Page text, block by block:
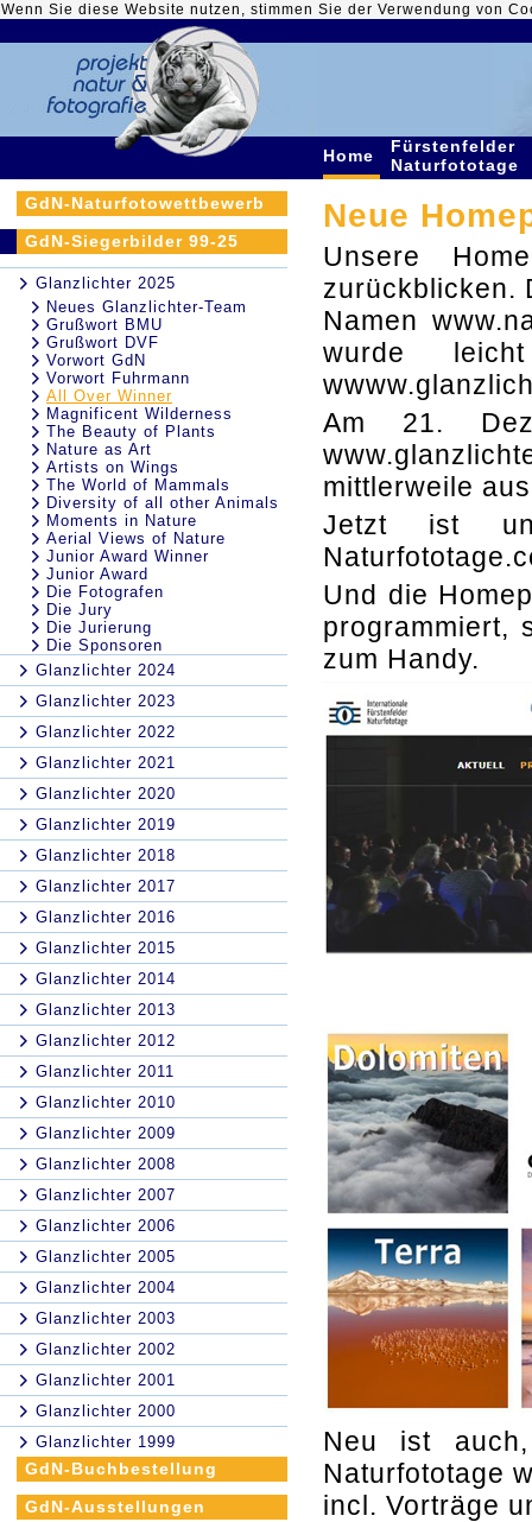
Wenn Sie diese Website nutzen, stimmen Sie der Verwendung von
Home
Fürstenfelder
Naturfototage
GdN-Naturfotowettbewerb
GdN-Siegerbilder 99-25
Glanzlichter 2025
Neues Glanzlichter-Team
Grußwort BMU
Grußwort DVF
Vorwort GdN
Vorwort Fuhrmann
All Over Winner
Magnificent Wilderness
The Beauty of Plants
Nature as Art
Artists on Wings
The World of Mammals
Diversity of all other Animals
Moments in Nature
Aerial Views of Nature
Junior Award Winner
Junior Award
Die Fotografen
Die Jury
Die Jurierung
Die Sponsoren
Glanzlichter 2024
Glanzlichter 2023
Glanzlichter 2022
Glanzlichter 2021
Glanzlichter 2020
Glanzlichter 2019
Glanzlichter 2018
Glanzlichter 2017
Glanzlichter 2016
Glanzlichter 2015
Glanzlichter 2014
Glanzlichter 2013
Glanzlichter 2012
Glanzlichter 2011
Glanzlichter 2010
Glanzlichter 2009
Glanzlichter 2008
Glanzlichter 2007
Glanzlichter 2006
Glanzlichter 2005
Glanzlichter 2004
Glanzlichter 2003
Glanzlichter 2002
Glanzlichter 2001
Glanzlichter 2000
Glanzlichter 1999
GdN-Buchbestellung
GdN-Ausstellungen
Neue
Unsere
zurückblicken.
Namen
wurde
Am 21.
mittlerweile
Jetzt ist
Und die
programmiert,
zum Handy.
Neu ist
Naturfototage
incl. Vorträge